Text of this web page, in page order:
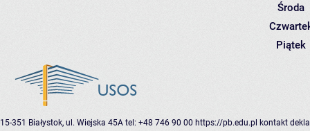
Środa
Piątek
15-351 Białystok, ul. Wiejska 45A tel: +48 746 90 00 https://pb.edu.pl kontakt